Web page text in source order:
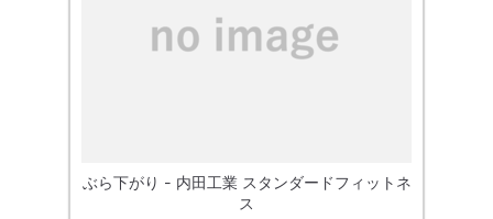
ぶら下がり - 内田工業 スタンダードフィットネ
ス